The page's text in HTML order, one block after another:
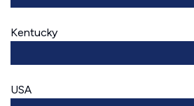
Kentucky
USA